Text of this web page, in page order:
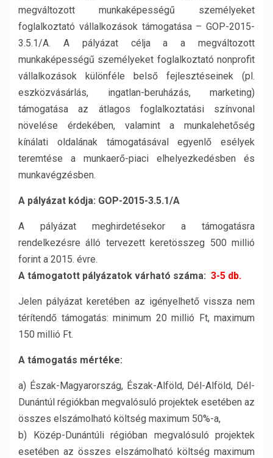
megváltozott munkaképességű személyeket
foglalkoztató vállalkozások támogatása – GOP-2015-
3.5.1/A. A pályázat célja a a megváltozott
munkaképességű személyeket foglalkoztató nonprofit
vállalkozások különféle belső fejlesztéseinek (pl.
eszközvásárlás, ingatlan-beruházás, marketing)
támogatása az átlagos foglalkoztatási színvonal
növelése érdekében, valamint a munkalehetőség
kínálati oldalának támogatásával egyenlő esélyek
teremtése a munkaerő-piaci elhelyezkedésben és
munkavégzésben.
A pályázat kódja: GOP-2015-3.5.1/A
A pályázat meghirdetésekor a támogatásra
rendelkezésre álló tervezett keretösszeg 500 millió
forint a 2015. évre.
A támogatott pályázatok várható száma: 3-5 db.
Jelen pályázat keretében az igényelhető vissza nem
térítendő támogatás: minimum 20 millió Ft, maximum
150 millió Ft.
A támogatás mértéke:
a) Észak-Magyarország, Észak-Alföld, Dél-Alföld, Dél-
Dunántúl régiókban megvalósuló projektek esetében az
összes elszámolható költség maximum 50%-a,
b) Közép-Dunántúli régióban megvalósuló projektek
esetében az összes elszámolható költség maximum